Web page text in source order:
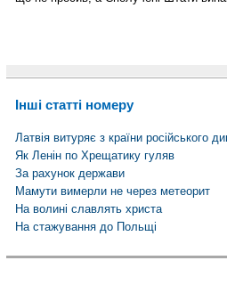
Інші статті номеру
Латвія витуряє з країни російського
Як Ленін по Хрещатику гуляв
За рахунок держави
Мамути вимерли не через метеорит
На волині славлять христа
На стажування до Польщі